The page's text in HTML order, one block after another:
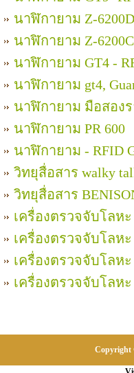
นาฬิกายาม Z-
นาฬิกายาม Z-
นาฬิกายาม GT4 -
นาฬิกายาม gt4,
นาฬิกายาม มือสอง
นาฬิกายาม PR 600
นาฬิกายาม - RFID
วิทยุสื่อสาร walky
วิทยุสื่อสาร
เครื่องตรวจจับโลหะ
เครื่องตรวจจับโลหะ
เครื่องตรวจจับโลหะ
เครื่องตรวจจับโลหะ
Copyright